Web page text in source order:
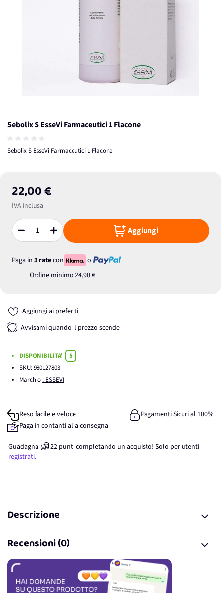
Sebolix S EsseVi Farmaceutici 1 Flacone
Sebolix S EsseVi Farmaceutici 1 Flacone
22,00 €
IVA inclusa
Quantità Aggiungi
Paga in 3 ratecon
o
Ordine minimo 24,90 €
Aggiungi ai preferiti
Avvisami quando il prezzo scende
DISPONIBILITA'
5
SKU:980127803
Marchio : ESSEVI
Reso facile e veloce
Pagamenti Sicuri al 100%
Paga in contanti alla consegna
Guadagna 22 punticompletando un acquisto! Solo per utenti
registrati.
Descrizione
Recensioni (0)